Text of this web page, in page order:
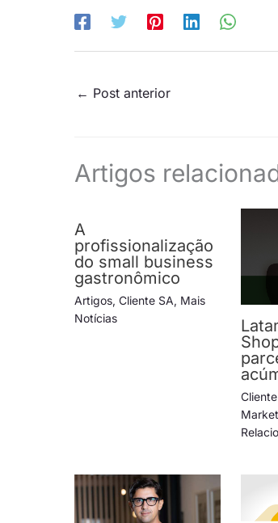
← Post anterior
Artigos
A
profissionalização
do small business
gastronômico
Artigos, Cliente SA, Mais
Notícias